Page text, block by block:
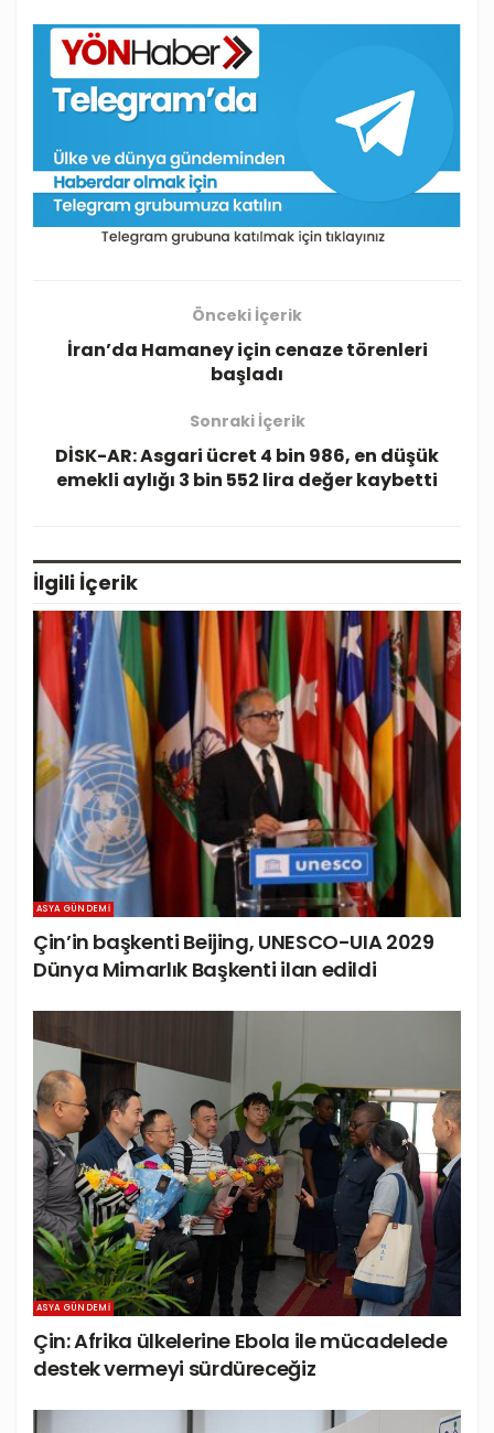
Önceki İçerik
İran’da Hamaney için cenaze törenleri
başladı
Sonraki İçerik
DİSK-AR: Asgari ücret 4 bin 986, en düşük
emekli aylığı 3 bin 552 lira değer kaybetti
İlgili İçerik
ASYA GÜNDEMI
Çin’in başkenti Beijing, UNESCO-UIA 2029
Dünya Mimarlık Başkenti ilan edildi
ASYA GÜNDEMI
Çin: Afrika ülkelerine Ebola ile mücadelede
destek vermeyi sürdüreceğiz